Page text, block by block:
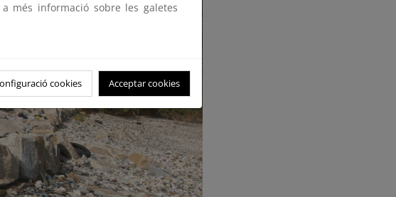
més informació sobre les galetes
cookies Acceptar cookies